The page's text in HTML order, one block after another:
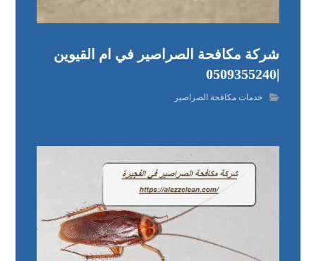
شركة مكافحة الصراصير في ام القيوين
|0509355240
خدمات مكافحة الصراصير